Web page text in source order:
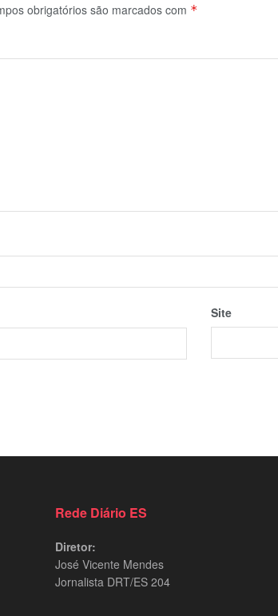
obrigatórios são marcados com *
Site
Rede Diário ES
Diretor:
José Vicente Mendes
Jornalista DRT/ES 204